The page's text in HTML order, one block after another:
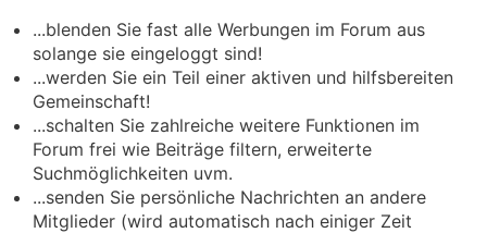
...blenden Sie fast alle Werbungen im Forum aus
solange sie eingeloggt sind!
...werden Sie ein Teil einer aktiven und hilfsbereiten
Gemeinschaft!
...schalten Sie zahlreiche weitere Funktionen im
Forum frei wie Beiträge filtern, erweiterte
Suchmöglichkeiten uvm.
...senden Sie persönliche Nachrichten an andere
Mitglieder (wird automatisch nach einiger Zeit